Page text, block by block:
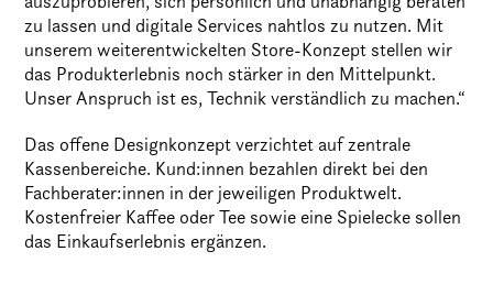
zu lassen und digitale Services nahtlos zu nutzen. Mit
unserem weiterentwickelten Store-Konzept stellen wir
das Produkterlebnis noch stärker in den Mittelpunkt.
Unser Anspruch ist es, Technik verständlich zu machen.“
Das offene Designkonzept verzichtet auf zentrale
Kassenbereiche. Kund:innen bezahlen direkt bei den
Fachberater:innen in der jeweiligen Produktwelt.
Kostenfreier Kaffee oder Tee sowie eine Spielecke sollen
das Einkaufserlebnis ergänzen.